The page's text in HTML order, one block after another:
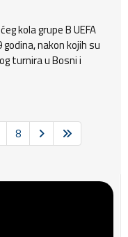
kola grupe B UEFA
nakon kojih su
turnira u Bosni i
8